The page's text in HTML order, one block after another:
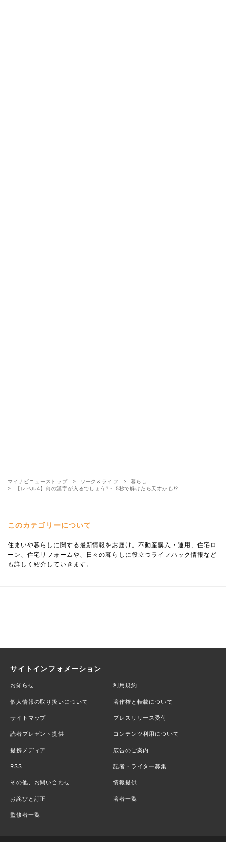
マイナビニューストップ ワーク＆ライフ
暮らし
【レベル4】何の漢字が入るでしょう? - 5秒で解けたら天才かも!?
このカテゴリーについて
住まいや暮らしに関する最新情報をお届け。不動産購入・運用、住宅ロ
ーン、住宅リフォームや、日々の暮らしに役立つライフハック情報など
も詳しく紹介していきます。
サイトインフォメーション
お知らせ 利用規約
個人情報の取り扱いについて 著作権と転載について
サイトマップ プレスリリース受付
読者プレゼント提供 コンテンツ利用について
提携メディア 広告のご案内
RSS 記者・ライター募集
その他、お問い合わせ 情報提供
お詫びと訂正 著者一覧
監修者一覧